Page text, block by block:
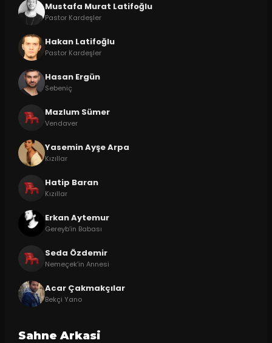
Mustafa Murat Latifoğlu
Pastor Kardeşler
Hakan Latifoğlu
Pastor Kardeşler
Hasan Ergün
Sebeniç
Mazlum Sümer
Vendaver
Yasemin Ayşe Arpa
Kızıllar
Hatip Baran
Kızıllar
Erkan Aytemur
Gereyb’in Babası
Seda Özdemir
Nemeçek’in Annesi
Acar Çakmakçılar
Bekçi Yano
Sahne Arkasi